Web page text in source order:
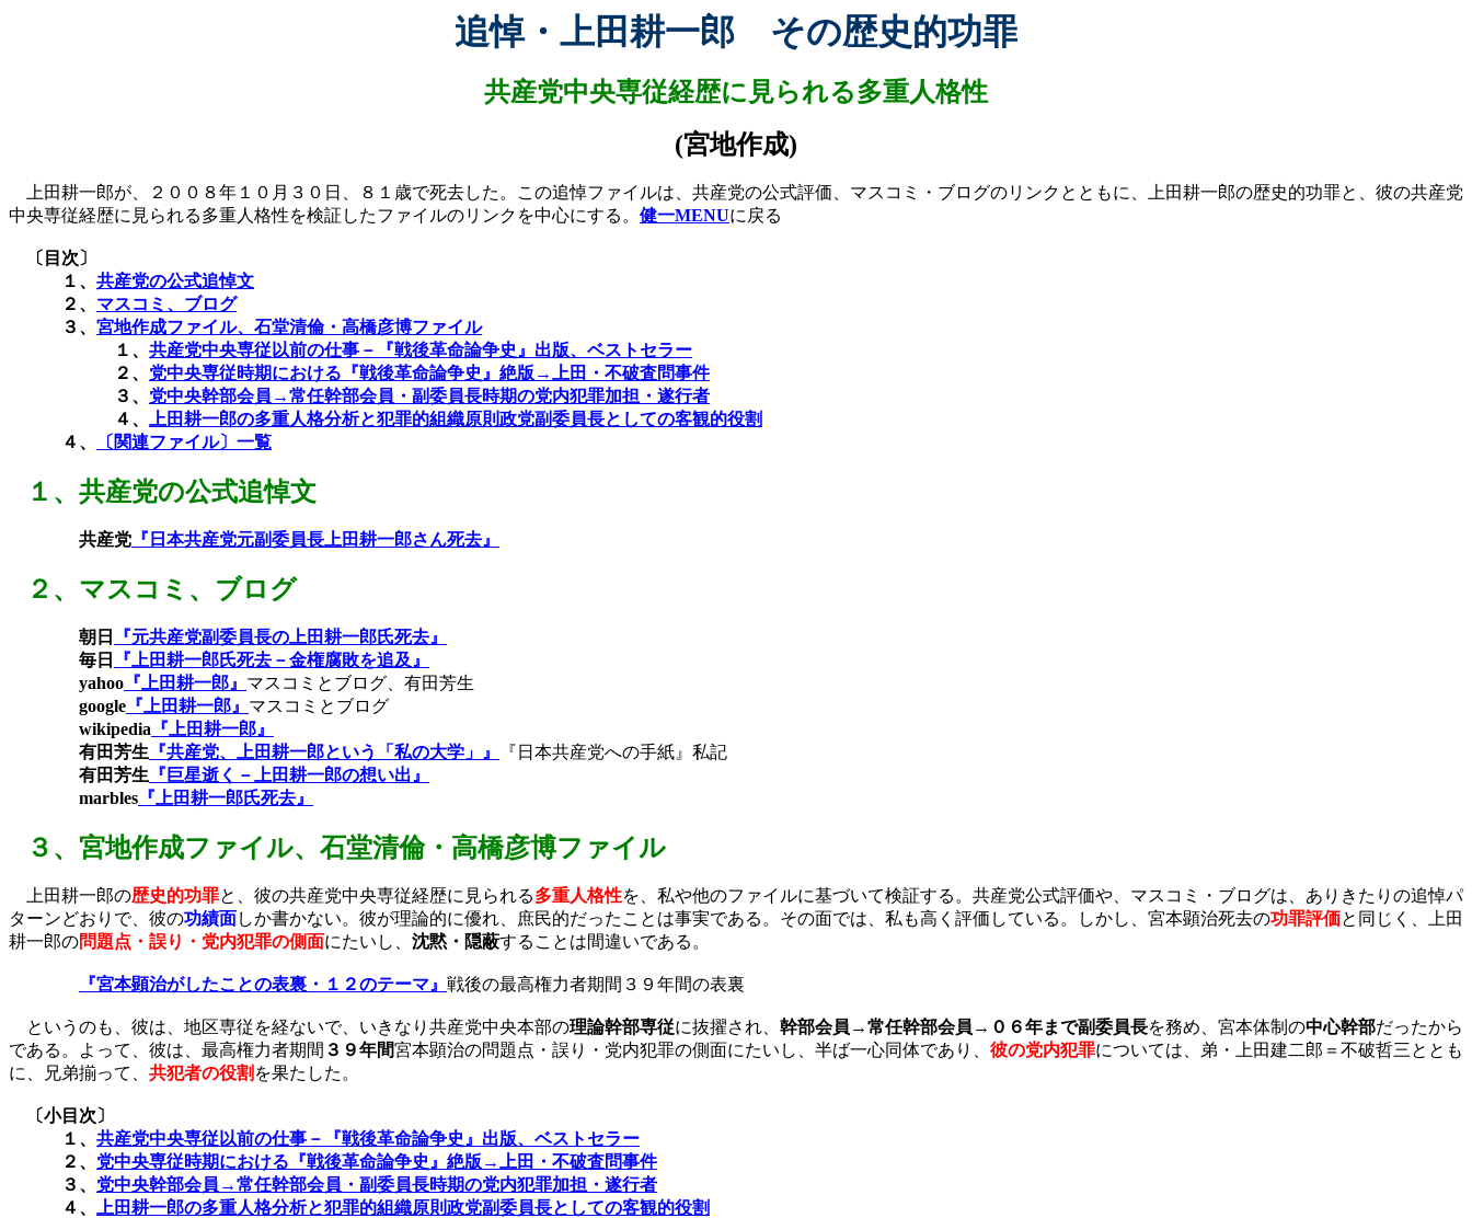
追悼・上田耕一郎 その歴史的功罪
共産党中央専従経歴に見られる多重人格性
(宮地作成)
上田耕一郎が、２００８年１０月３０日、８１歳で死去した。この追悼ファイルは、共産党の公式評価、マスコミ・ブログのリンクとともに、上田耕一郎の歴史的功罪と、彼の共産党
中央専従経歴に見られる多重人格性を検証したファイルのリンクを中心にする。 健一MENUに戻る
〔目次〕
１、 共産党の公式追悼文
２、 マスコミ、ブログ
３、 宮地作成ファイル、石堂清倫・高橋彦博ファイル
１、 共産党中央専従以前の仕事－『戦後革命論争史』出版、ベストセラー
２、 党中央専従時期における『戦後革命論争史』絶版→上田・不破査問事件
３、 党中央幹部会員→常任幹部会員・副委員長時期の党内犯罪加担・遂行者
４、
上田耕一郎の多重人格分析と犯罪的組織原則政党副委員長としての客観的役割
４、
〔関連ファイル〕一覧
１、 共産党の公式追悼文
共産党 『日本共産党元副委員長上田耕一郎さん死去』
２、 マスコミ、ブログ
朝日
『元共産党副委員長の上田耕一郎氏死去』
毎日
『上田耕一郎氏死去－金権腐敗を追及』
yahoo 『上田耕一郎』 マスコミとブログ、有田芳生
google 『上田耕一郎』 マスコミとブログ
wikipedia 『上田耕一郎』
有田芳生 『共産党、上田耕一郎という「私の大学」』
『日本共産党への手紙』私記
有田芳生 『巨星逝く－上田耕一郎の想い出』
marbles 『上田耕一郎氏死去』
３、 宮地作成ファイル、石堂清倫・高橋彦博ファイル
上田耕一郎の歴史的功罪と、彼の共産党中央専従経歴に見られる多重人格性を、私や他のファイルに基づいて検証する。共産党公式評価や、マスコミ・ブログは、ありきたりの追悼パ
ターンどおりで、彼の功績面しか書かない。彼が理論的に優れ、庶民的だったことは事実である。その面では、私も高く評価している。しかし、宮本顕治死去の功罪評価と同じく、上田
耕一郎の問題点・誤り・党内犯罪の側面にたいし、 沈黙・隠蔽することは間違いである。
『宮本顕治がしたことの表裏・１２のテーマ』 戦後の最高権力者期間３９年間の表裏
というのも、彼は、地区専従を経ないで、いきなり共産党中央本部の理論幹部専従に抜擢され、 幹部会員→常任幹部会員→０６年まで副委員長を務め、宮本体制の中心幹部だったから
である。よって、彼は、最高権力者期間 ３９年間宮本顕治の問題点・誤り・党内犯罪の側面にたいし、半ば一心同体であり、 彼の党内犯罪については、弟・上田建二郎＝不破哲三ととも
に、兄弟揃って、 共犯者の役割 を果たした。
〔小目次〕
１、 共産党中央専従以前の仕事－『戦後革命論争史』出版、ベストセラー
２、 党中央専従時期における『戦後革命論争史』絶版→上田・不破査問事件
３、 党中央幹部会員→常任幹部会員・副委員長時期の党内犯罪加担・遂行者
４、
上田耕一郎の多重人格分析と犯罪的組織原則政党副委員長としての客観的役割